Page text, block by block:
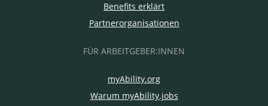
Benefits erklärt
Partnerorganisationen
FÜR ARBEITGEBER:INNEN
myAbility.org
Warum myAbility.jobs